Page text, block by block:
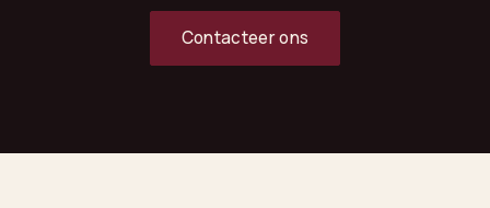
Contacteer ons